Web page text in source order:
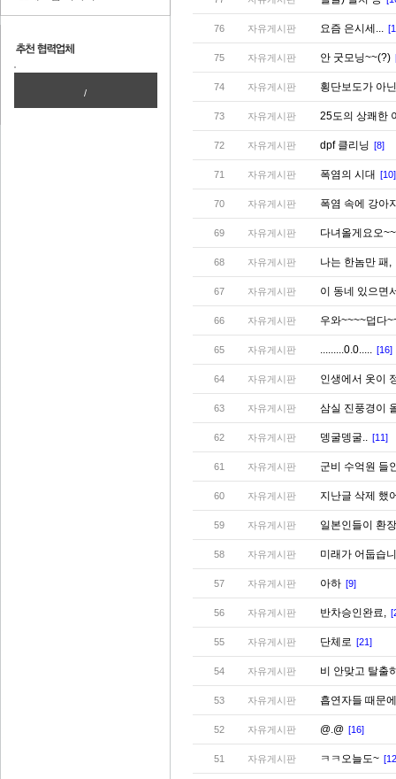
/
76 자유게시판 요즘 은시세...
75 자유게시판 안 굿모닝~~(?)
74 자유게시판 횡단보도가 아
73 자유게시판 25도의 상쾌한
72 자유게시판 dpf 클리닝 [8]
71 자유게시판 폭염의 시대 [10]
70 자유게시판 폭염 속에 강아
69 자유게시판 다녀올게요오
68 자유게시판 나는 한놈만 패,
67 자유게시판 이 동네 있으면
66 자유게시판 우와~~~~덥다
65 자유게시판 .........0.0..... [16]
64 자유게시판 인생에서 옷이
63 자유게시판 삼실 진풍경이
62 자유게시판 뎅굴뎅굴.. [11]
61 자유게시판 군비 수억원 들
60 자유게시판 지난글 삭제 했
59 자유게시판 일본인들이 환
58 자유게시판 미래가 어둡습
57 자유게시판 아하 [9]
56 자유게시판 반차승인완료,
55 자유게시판 단체로 [21]
54 자유게시판 비 안맞고 탈출
53 자유게시판 흡연자들 때문
52 자유게시판 @.@ [16]
51 자유게시판 ㅋㅋ오늘도~